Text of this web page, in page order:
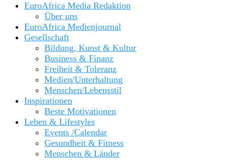
EuroAfrica Media Redaktion
Über uns
EuroAfrica Medienjournal
Gesellschaft
Bildung, Kunst & Kultur
Business & Finanz
Freiheit & Toleranz
Medien/Unterhaltung
Menschen/Lebensstil
Inspirationen
Beste Motivationen
Leben & Lifestyles
Events /Calendar
Gesundheit & Fitness
Menschen & Länder